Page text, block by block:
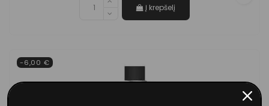
Į krepšelį
-6,00 €